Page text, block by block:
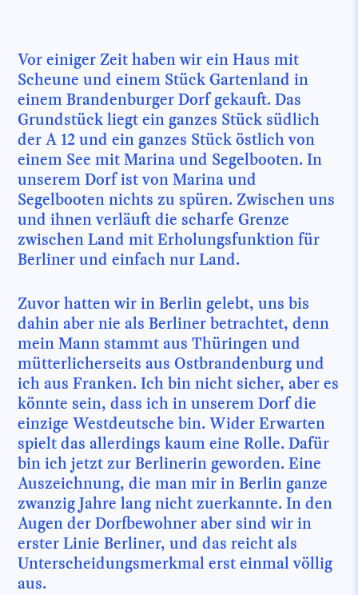
Vor einiger Zeit haben wir ein Haus mit
Scheune und einem Stück Gartenland in
einem Brandenburger Dorf gekauft. Das
Grundstück liegt ein ganzes Stück südlich
der A 12 und ein ganzes Stück östlich von
einem See mit Marina und Segelbooten. In
unserem Dorf ist von Marina und
Segelbooten nichts zu spüren. Zwischen uns
und ihnen verläuft die scharfe Grenze
zwischen Land mit Erholungsfunktion für
Berliner und einfach nur Land.
Zuvor hatten wir in Berlin gelebt, uns bis
dahin aber nie als Berliner betrachtet, denn
mein Mann stammt aus Thüringen und
mütterlicherseits aus Ostbrandenburg und
ich aus Franken. Ich bin nicht sicher, aber es
könnte sein, dass ich in unserem Dorf die
einzige Westdeutsche bin. Wider Erwarten
spielt das allerdings kaum eine Rolle. Dafür
bin ich jetzt zur Berlinerin geworden. Eine
Auszeichnung, die man mir in Berlin ganze
zwanzig Jahre lang nicht zuerkannte. In den
Augen der Dorfbewohner aber sind wir in
erster Linie Berliner, und das reicht als
Unterscheidungsmerkmal erst einmal völlig
aus.